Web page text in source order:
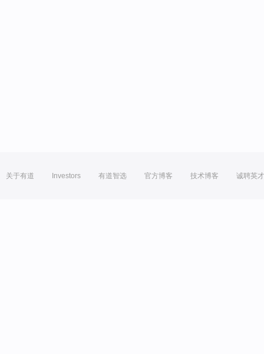
关于有道 Investors 有道智选 官方博客 技术博客 诚聘英才